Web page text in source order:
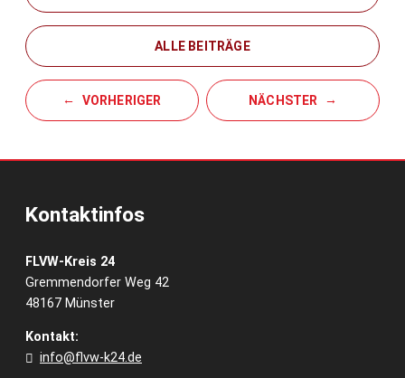
ALLE BEITRÄGE
VORHERIGER NÄCHSTER
Kontaktinfos
FLVW-Kreis 24
Gremmendorfer Weg 42
48167 Münster
Kontakt:
info@flvw-k24.de